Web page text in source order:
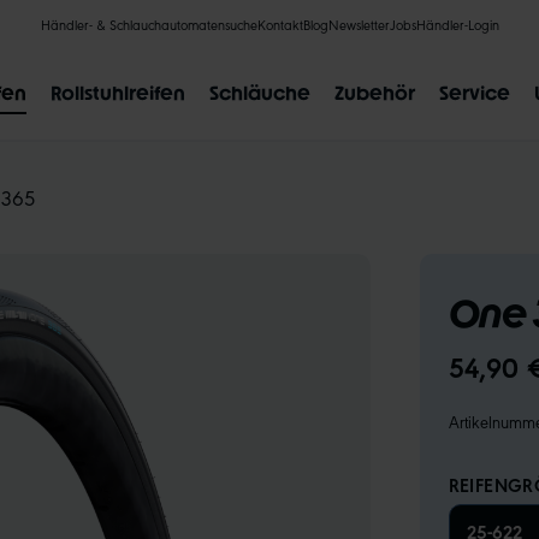
Händler- & SchlauchautomatensucheKontaktBlogNewsletter JobsHändler-Login
Rollstuhlreifen Schläuche Zubehör Service
CLIK VALVE
One
54,90
25-622